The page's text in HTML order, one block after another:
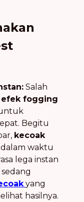
Salah
efek fogging
Begitu
kecoak
waktu
lega instan
yang
hasilnya.